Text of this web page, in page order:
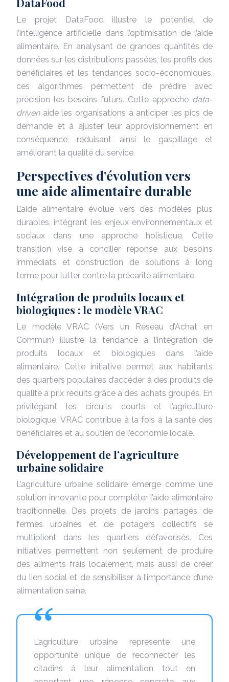
Le projet DataFood illustre le potentiel de
l’intelligence artificielle dans l’optimisation de l’aide
alimentaire. En analysant de grandes quantités de
données sur les distributions passées, les profils des
bénéficiaires et les tendances socio-économiques,
ces algorithmes permettent de prédire avec
précision les besoins futurs. Cette approche data-
driven aide les organisations à anticiper les pics de
demande et à ajuster leur approvisionnement en
conséquence, réduisant ainsi le gaspillage et
améliorant la qualité du service.
Perspectives d’évolution vers
une aide alimentaire durable
L’aide alimentaire évolue vers des modèles plus
durables, intégrant les enjeux environnementaux et
sociaux dans une approche holistique. Cette
transition vise à concilier réponse aux besoins
immédiats et construction de solutions à long
terme pour lutter contre la précarité alimentaire.
Intégration de produits locaux et
biologiques : le modèle VRAC
Le modèle VRAC (Vers un Réseau d’Achat en
Commun) illustre la tendance à l’intégration de
produits locaux et biologiques dans l’aide
alimentaire. Cette initiative permet aux habitants
des quartiers populaires d’accéder à des produits de
qualité à prix réduits grâce à des achats groupés. En
privilégiant les circuits courts et l’agriculture
biologique, VRAC contribue à la fois à la santé des
bénéficiaires et au soutien de l’économie locale.
Développement de l’agriculture
urbaine solidaire
L’agriculture urbaine solidaire émerge comme une
solution innovante pour compléter l’aide alimentaire
traditionnelle. Des projets de jardins partagés, de
fermes urbaines et de potagers collectifs se
multiplient dans les quartiers défavorisés. Ces
initiatives permettent non seulement de produire
des aliments frais localement, mais aussi de créer
du lien social et de sensibiliser à l’importance d’une
alimentation saine.
L’agriculture urbaine représente une
opportunité unique de reconnecter les
citadins à leur alimentation tout en